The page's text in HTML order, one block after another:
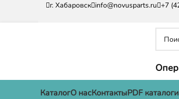
г. Хабаровск info@novusparts.ru +7
КаталогО насКонтактыPDF каталоги